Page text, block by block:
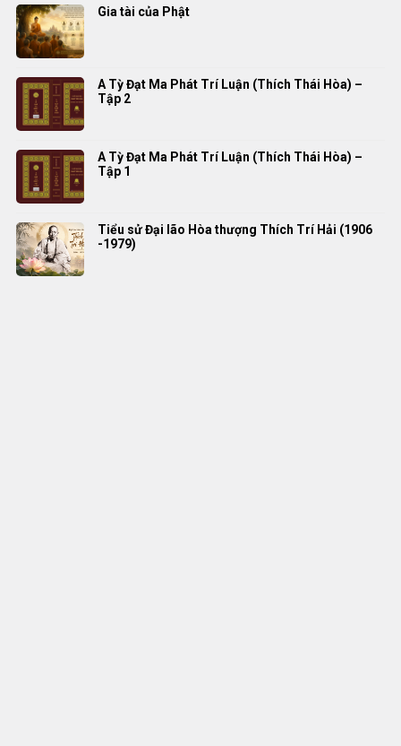
Gia tài của Phật
A Tỳ Đạt Ma Phát Trí Luận (Thích Thái Hòa) –
Tập 2
A Tỳ Đạt Ma Phát Trí Luận (Thích Thái Hòa) –
Tập 1
Tiểu sử Đại lão Hòa thượng Thích Trí Hải (1906
-1979)